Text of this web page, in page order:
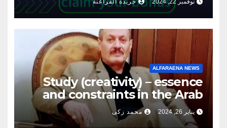
نوفمبر 22, 2024 جريدة الفراعنة
ALFARAENA NEWS
Study (creativity) – essence
and constraints in the Arab
world – Writer / Tariq Fayez
Ajaoy
يناير 26, 2024 محمد زكى